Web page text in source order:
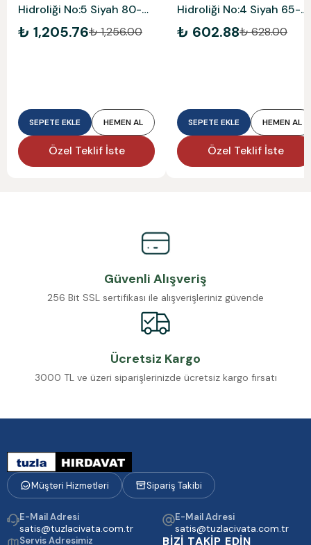
Hidroliği No:5 Siyah 80-
120 Kg
₺ 1,205.76₺ 1,256.00
SEPETE EKLE HEMEN AL
Özel Teklif İste
Hidroliği No:4 Siyah 65-
85 Kg
₺ 602.88₺ 628.00
SEPETE EKLE HEMEN AL
Özel Teklif İste
Güvenli Alışveriş
256 Bit SSL sertifikası ile alışverişleriniz güvende
Ücretsiz Kargo
3000 TL ve üzeri siparişlerinizde ücretsiz kargo fırsatı
Müşteri Hizmetleri Sipariş Takibi
E-Mail Adresi
satis@tuzlacivata.com.tr
E-Mail Adresi
satis@tuzlacivata.com.tr
Servis Adresimiz BİZİ TAKİP EDİN